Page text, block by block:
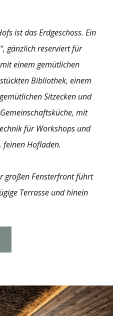
ist das Erdgeschoss. Ein
gänzlich reserviert für
einem gemütlichen
Bibliothek, einem
Sitzecken und
mit
für Workshops und
feinen Hofladen.
großen Fensterfront führt
Terrasse und hinein